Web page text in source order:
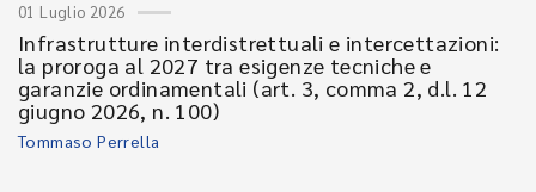
01 Luglio 2026
Infrastrutture interdistrettuali e intercettazioni:
la proroga al 2027 tra esigenze tecniche e
garanzie ordinamentali (art. 3, comma 2, d.l. 12
giugno 2026, n. 100)
Tommaso Perrella